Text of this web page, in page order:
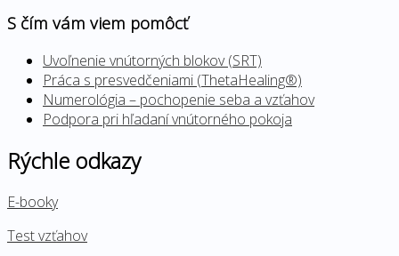
S čím vám viem pomôcť
Uvoľnenie vnútorných blokov (SRT)
Práca s presvedčeniami (ThetaHealing®)
Numerológia – pochopenie seba a vzťahov
Podpora pri hľadaní vnútorného pokoja
Rýchle odkazy
E-booky
Test vzťahov